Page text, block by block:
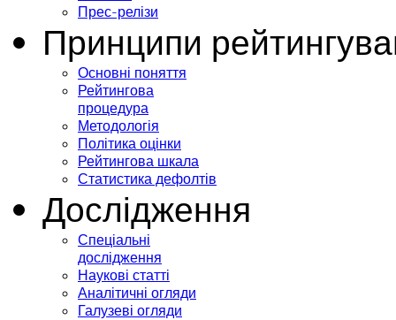
Прес-релізи
Принципи
Основні поняття
Рейтингова
процедура
Методологія
Політика оцінки
Рейтингова шкала
Статистика дефолтів
Дослідження
Спеціальні
дослідження
Наукові статті
Аналітичні огляди
Галузеві огляди